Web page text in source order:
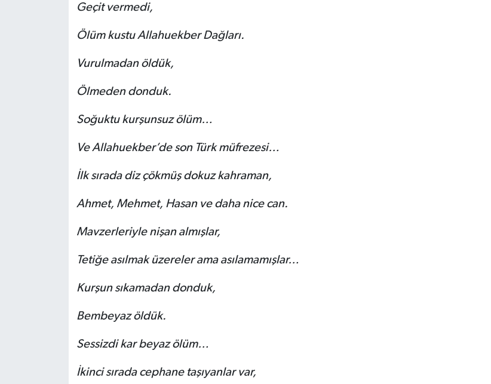
Geçit vermedi,
Ölüm kustu Allahuekber Dağları.
Vurulmadan öldük,
Ölmeden donduk.
Soğuktu kurşunsuz ölüm…
Ve Allahuekber’de son Türk müfrezesi…
İlk sırada diz çökmüş dokuz kahraman,
Ahmet, Mehmet, Hasan ve daha nice can.
Mavzerleriyle nişan almışlar,
Tetiğe asılmak üzereler ama asılamamışlar…
Kurşun sıkamadan donduk,
Bembeyaz öldük.
Sessizdi kar beyaz ölüm…
İkinci sırada cephane taşıyanlar var,